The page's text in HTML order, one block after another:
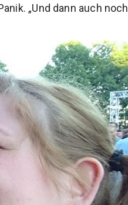
„Und dann auch noch